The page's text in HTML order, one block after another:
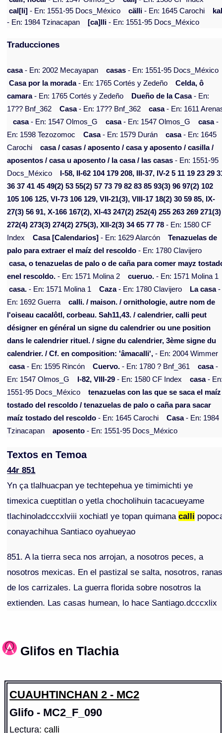
cal[li] - En: 1551-95 Docs_México cälli - En: 1645 Carochi
- En: 1984 Tzinacapan
[ca]lli - En: 1551-95 Docs_México
Traducciones
casa- En: 2002 Mecayapan casas - En: 1551-95 Docs_México
Casa por la morada- En: 1765 Cortés y Zedeño
Celda, ô
camara- En: 1765 Cortés y Zedeño Dueño de la Casa- En:
17?? Bnf_362
Casa- En: 17?? Bnf_362 casa- En: 1611
casa- En: 1547 Olmos_G casa- En: 1547 Olmos_G casa-
En: 1598 Tezozomoc
Casa- En: 1579 Durán casa- En: 1645
Carochi
casa / casas / aposento / casa y aposento / casilla /
aposentos / casa u aposento / la casa / las casas - En: 1551-95
Docs_México
I-58, II-62 104 179 208, III-37, IV-2 5 11 19 23 29
36 37 41 45 49(2) 53 55(2) 57 73 79 82 83 85 93(3) 96 97(2) 102
105 106 125, VI-73 106 129, VII-21(3), VIII-17 18(2) 30 59 85, IX-
27(3) 56 91, X-166 167(2), XI-43 247(2) 252(4) 255 263 269 271(3)
272(4) 273(3) 274(2) 275(3), XII-2(3) 34 65 77 78 - En: 1580 CF
Index
Casa [Calendarios] - En: 1629 Alarcón
Tenazuelas de
palo para extraer el maíz del rescoldo - En: 1780 Clavijero
casa, o tenazuelas de palo o de caña para comer mayz
enel rescoldo. - En: 1571 Molina 2 cueruo. - En: 1571 Molina 1
casa. - En: 1571 Molina 1 Caza- En: 1780 Clavijero La casa-
En: 1692 Guerra
calli. / maison. / ornithologie, autre nom de
l'oiseau cacalôtl, corbeau. Sah11,43. / calendrier, calli peut
désigner en général un signe du calendrier ou une position
dans le calendrier rituel. / signe du calendrier, 3ème signe du
calendrier. / Cf. en composition: 'âmacalli', - En: 2004 Wimmer
casa- En: 1595 Rincón Cuervo. - En: 1780 ? Bnf_361 casa-
En: 1547 Olmos_G
I-82, VIII-29 - En: 1580 CF Index casa-
1551-95 Docs_México
tenazuelas con las que se saca el maíz
tostado del rescoldo / tenazuelas de palo o caña para sacar
maíz tostado del rescoldo - En: 1645 Carochi Casa- En: 1984
Tzinacapan
aposento - En: 1551-95 Docs_México
Textos en Temoa
44r 851
Yn ça tlalhuacpan ye techtepehua ye timimichti ye
timexica cueptitlan o yetla chocholihuin tacacueyame
tlachinoladcccxlviii xochiatl ye topan quimanacalli
conayachihua Santiaco oyahueyao
851. A la tierra seca nos arrojan, a nosotros peces, a
nosotros mexicas. En el pastizal se salta, nosotros,
de los carrizales. La guerra florida sobre nosotros la
extienden. Las casas humean, lo hace Santiago.dcccxlix
Glifos en Tlachia
CUAUHTINCHAN 2 - MC2
Glifo - MC2_F_090
Lectura: calli